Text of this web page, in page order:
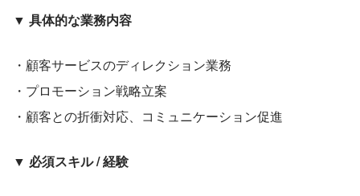
▼ 具体的な業務内容
・顧客サービスのディレクション業務
・プロモーション戦略立案
・顧客との折衝対応、コミュニケーション促進
▼ 必須スキル / 経験